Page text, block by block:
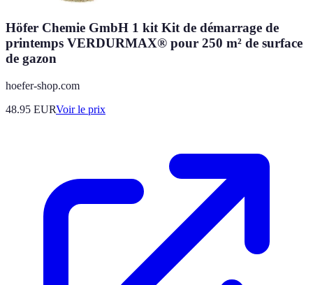
Höfer Chemie GmbH 1 kit Kit de démarrage de
printemps VERDURMAX® pour 250 m² de surface
de gazon
hoefer-shop.com
48.95 EURVoir le prix